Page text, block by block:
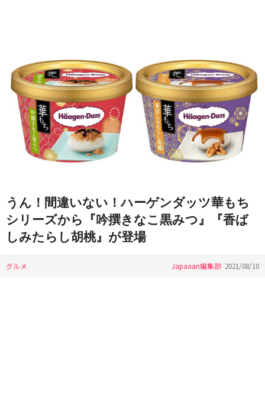
うん！間違いない！ハーゲンダッツ華もち
シリーズから『吟撰きなこ黒みつ』『香ば
しみたらし胡桃』が登場
グルメ Japaaan編集部 2021/08/10